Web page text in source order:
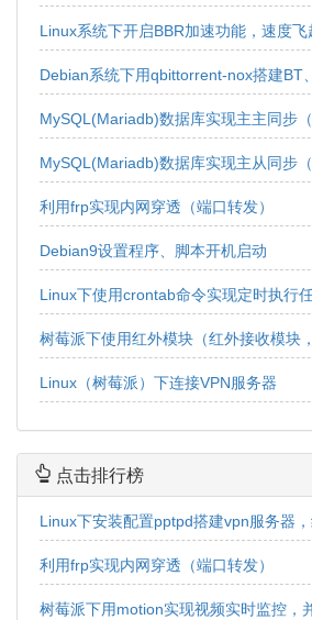
Linux系统下开启BBR加速功能，速度飞
Debian系统下用qbittorrent-nox搭建BT
利用frp实现内网穿透（端口转发）
Debian9设置程序、脚本开机启动
Linux下使用crontab命令实现定时执行
Linux（树莓派）下连接VPN服务器
点击排行榜
利用frp实现内网穿透（端口转发）
树莓派下用motion实现视频实时监控，